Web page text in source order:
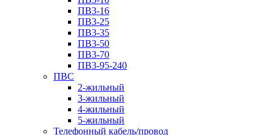
ПВ3-16
ПВ3-25
ПВ3-35
ПВ3-50
ПВ3-70
ПВ3-95-240
ПВС
2-жильный
3-жильный
4-жильный
5-жильный
Телефонный кабель/провод